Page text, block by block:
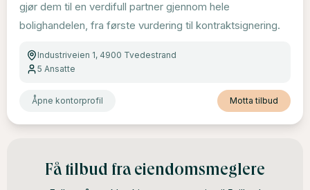
gjør dem til en verdifull partner gjennom hele
bolighandelen, fra første vurdering til kontraktsignering.
Industriveien 1, 4900 Tvedestrand
5 Ansatte
Åpne kontorprofil Motta tilbud
Få tilbud fra eiendomsmeglere